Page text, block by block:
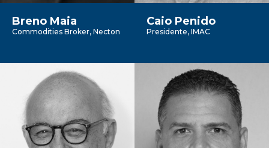
Breno Maia
Commodities Broker, Necton
Caio Penido
Presidente, IMAC